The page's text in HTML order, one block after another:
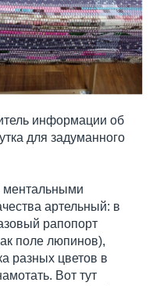
информации об
для задуманного
ментальными
артельный: в
рапопорт
поле люпинов),
разных цветов в
Вот тут